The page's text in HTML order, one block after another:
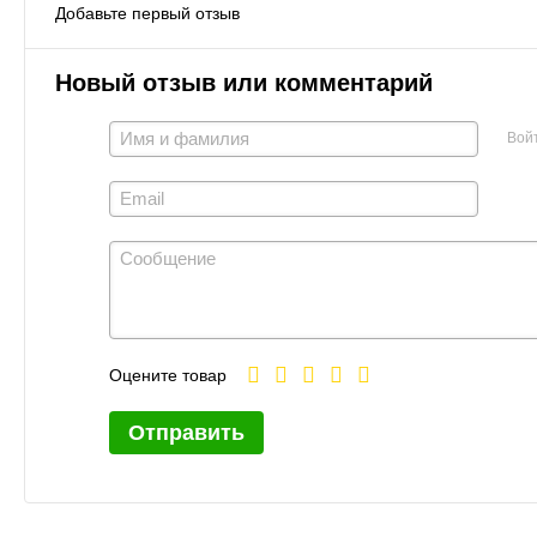
Добавьте первый отзыв
Новый отзыв или комментарий
Оцените товар
Отправить